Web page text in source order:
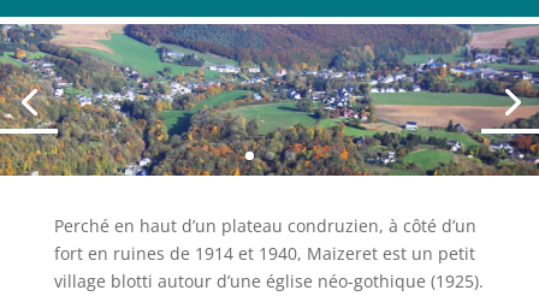
Perché en haut d’un plateau condruzien, à côté d’un
fort en ruines de 1914 et 1940, Maizeret est un petit
village blotti autour d’une église néo-gothique (1925).